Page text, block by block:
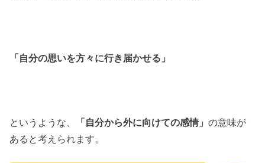
「自分の思いを方々に行き届かせる」
というような、 「自分から外に向けての感情」の意味が
あると考えられます。